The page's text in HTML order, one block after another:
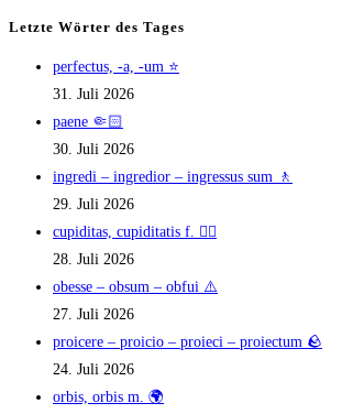
Letzte Wörter des Tages
perfectus, -a, -um ⭐
31. Juli 2026
paene 🤏🏻
30. Juli 2026
ingredi – ingredior – ingressus sum 🚶
29. Juli 2026
cupiditas, cupiditatis f. ❤️‍🔥
28. Juli 2026
obesse – obsum – obfui ⚠️
27. Juli 2026
proicere – proicio – proieci – proiectum 🪨
24. Juli 2026
orbis, orbis m. 🌍